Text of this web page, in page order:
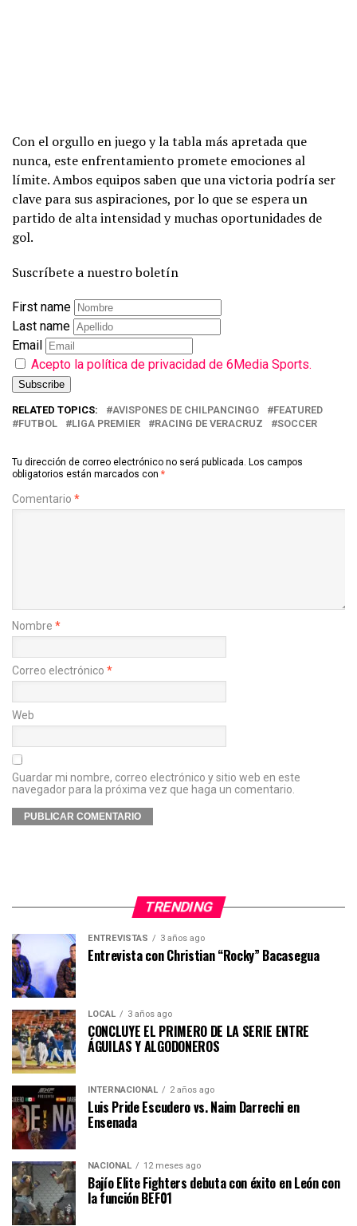
Con el orgullo en juego y la tabla más apretada que
nunca, este enfrentamiento promete emociones al
límite. Ambos equipos saben que una victoria podría ser
clave para sus aspiraciones, por lo que se espera un
partido de alta intensidad y muchas oportunidades de
gol.
Suscríbete a nuestro boletín
First name
Last name
Email
Acepto la política de privacidad de 6Media Sports.
RELATED TOPICS: AVISPONES DE CHILPANCINGO
FEATURED
FUTBOL
LIGA PREMIER RACING DE VERACRUZ SOCCER
Tu dirección de correo electrónico no será publicada. Los campos
obligatorios están marcados con *
Comentario *
Nombre *
Correo electrónico *
Web
Guardar mi nombre, correo electrónico y sitio web en este
navegador para la próxima vez que haga un comentario.
TRENDING
ENTREVISTAS 3 años ago
Entrevista con Christian “Rocky” Bacasegua
LOCAL 3 años ago
CONCLUYE EL PRIMERO DE LA SERIE ENTRE
ÁGUILAS Y ALGODONEROS
INTERNACIONAL 2 años ago
Luis Pride Escudero vs. Naim Darrechi en
Ensenada
NACIONAL 12 meses ago
Bajío Elite Fighters debuta con éxito en León con
la función BEF01